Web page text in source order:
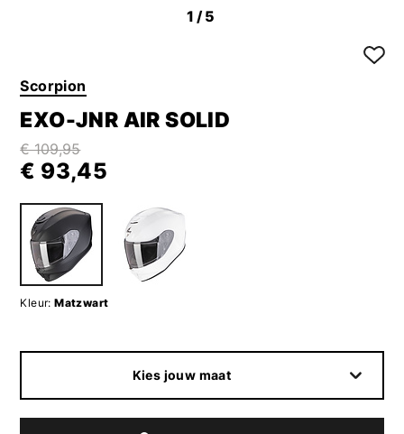
1 /5
Scorpion
EXO-JNR AIR SOLID
€ 109,95
€ 93,45
Kleur: Matzwart
Kies jouw maat